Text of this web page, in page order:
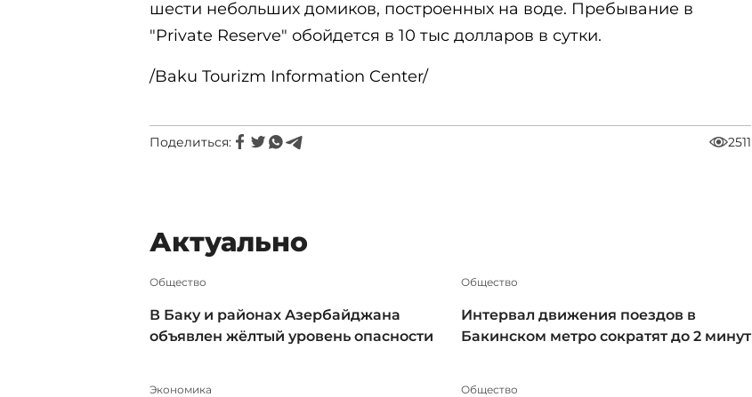
шести небольших домиков, построенных на воде. Пребывание в
"Private Reserve" обойдется в 10 тыс долларов в сутки.
/Baku Tourizm Information Center/
Поделиться: 2511
Актуально
Общество
В Баку и районах Азербайджана
объявлен жёлтый уровень опасности
Общество
Интервал движения поездов в
Бакинском метро сократят до 2 минут
Экономика Общество